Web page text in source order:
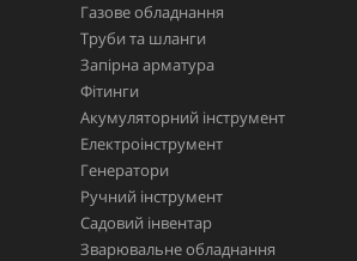
Газове обладнання
Труби та шланги
Запірна арматура
Фітинги
Акумуляторний інструмент
Електроінструмент
Генератори
Ручний інструмент
Садовий інвентар
Зварювальне обладнання